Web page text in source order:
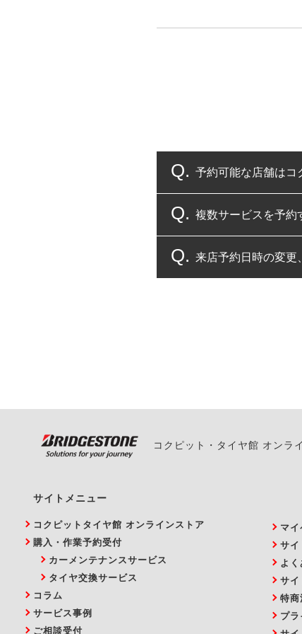
予約可能な店舗はコ
コクピット・タイ
複数サービスを予約
複数サービスのご
来店予約日時の変更
また、やむを得な
コクピット・タイヤ館 オンラ
サイトメニュー
コクピットタイヤ館 オンラインストア
購入・作業予約受付
カーメンテナンスサービス
タイヤ交換サービス
コラム
サービス事例
ご相談受付
マイ
サイ
よ
サイ
特商
プ